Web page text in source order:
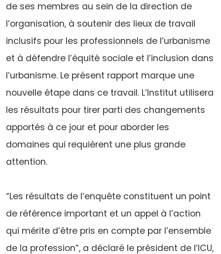
de ses membres au sein de la direction de
l’organisation, à soutenir des lieux de travail
inclusifs pour les professionnels de l’urbanisme
et à défendre l’équité sociale et l’inclusion dans
l’urbanisme. Le présent rapport marque une
nouvelle étape dans ce travail. L’Institut utilisera
les résultats pour tirer parti des changements
apportés à ce jour et pour aborder les
domaines qui requièrent une plus grande
attention.
“Les résultats de l’enquête constituent un point
de référence important et un appel à l’action
qui mérite d’être pris en compte par l’ensemble
de la profession”, a déclaré le président de l’ICU,